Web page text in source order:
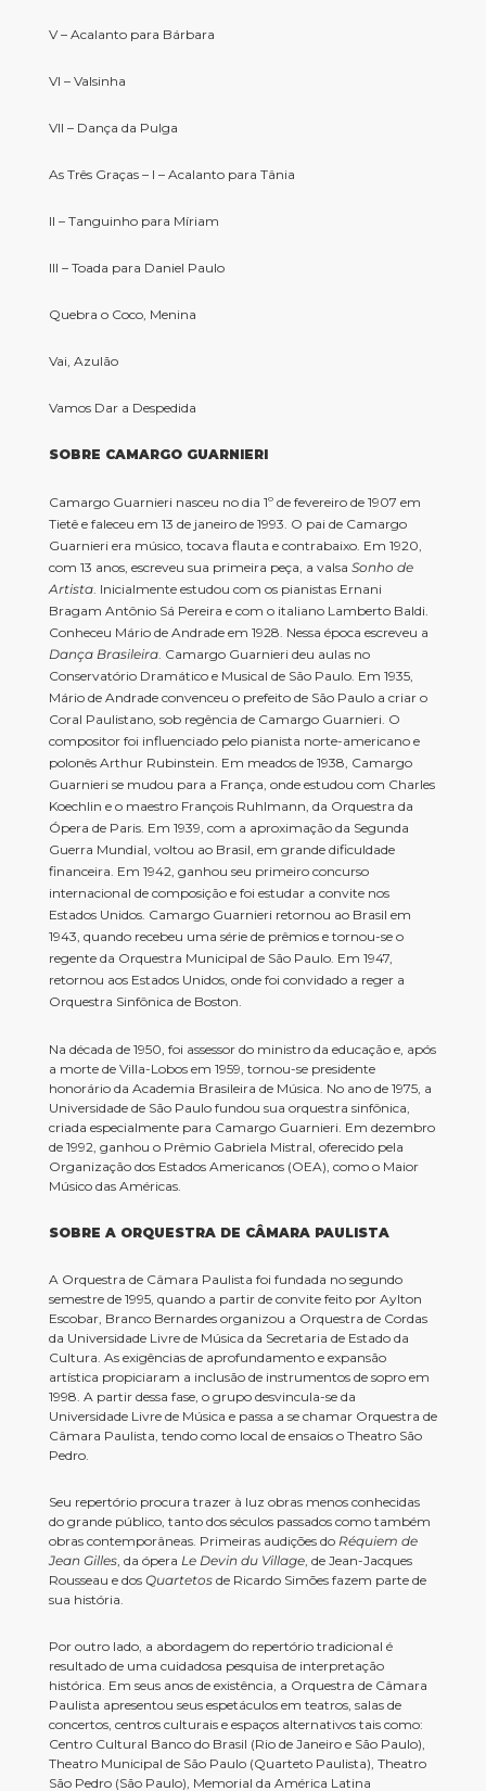
V – Acalanto para Bárbara
VI – Valsinha
VII – Dança da Pulga
As Três Graças – I – Acalanto para Tânia
II – Tanguinho para Míriam
III – Toada para Daniel Paulo
Quebra o Coco, Menina
Vai, Azulão
Vamos Dar a Despedida
SOBRE CAMARGO GUARNIERI
Camargo Guarnieri nasceu no dia 1º de fevereiro de 1907 em
Tietê e faleceu em 13 de janeiro de 1993. O pai de Camargo
Guarnieri era músico, tocava flauta e contrabaixo. Em 1920,
com 13 anos, escreveu sua primeira peça, a valsa Sonho de
Artista. Inicialmente estudou com os pianistas Ernani
Bragam Antônio Sá Pereira e com o italiano Lamberto Baldi.
Conheceu Mário de Andrade em 1928. Nessa época escreveu a
Dança Brasileira. Camargo Guarnieri deu aulas no
Conservatório Dramático e Musical de São Paulo. Em 1935,
Mário de Andrade convenceu o prefeito de São Paulo a criar o
Coral Paulistano, sob regência de Camargo Guarnieri. O
compositor foi influenciado pelo pianista norte-americano e
polonês Arthur Rubinstein. Em meados de 1938, Camargo
Guarnieri se mudou para a França, onde estudou com Charles
Koechlin e o maestro François Ruhlmann, da Orquestra da
Ópera de Paris. Em 1939, com a aproximação da Segunda
Guerra Mundial, voltou ao Brasil, em grande dificuldade
financeira. Em 1942, ganhou seu primeiro concurso
internacional de composição e foi estudar a convite nos
Estados Unidos. Camargo Guarnieri retornou ao Brasil em
1943, quando recebeu uma série de prêmios e tornou-se o
regente da Orquestra Municipal de São Paulo. Em 1947,
retornou aos Estados Unidos, onde foi convidado a reger a
Orquestra Sinfônica de Boston.
Na década de 1950, foi assessor do ministro da educação e, após
a morte de Villa-Lobos em 1959, tornou-se presidente
honorário da Academia Brasileira de Música. No ano de 1975, a
Universidade de São Paulo fundou sua orquestra sinfônica,
criada especialmente para Camargo Guarnieri. Em dezembro
de 1992, ganhou o Prêmio Gabriela Mistral, oferecido pela
Organização dos Estados Americanos (OEA), como o Maior
Músico das Américas.
SOBRE A ORQUESTRA DE CÂMARA PAULISTA
A Orquestra de Câmara Paulista foi fundada no segundo
semestre de 1995, quando a partir de convite feito por Aylton
Escobar, Branco Bernardes organizou a Orquestra de Cordas
da Universidade Livre de Música da Secretaria de Estado da
Cultura. As exigências de aprofundamento e expansão
artística propiciaram a inclusão de instrumentos de sopro em
1998. A partir dessa fase, o grupo desvincula-se da
Universidade Livre de Música e passa a se chamar Orquestra de
Câmara Paulista, tendo como local de ensaios o Theatro São
Pedro.
Seu repertório procura trazer à luz obras menos conhecidas
do grande público, tanto dos séculos passados como também
obras contemporâneas. Primeiras audições do Réquiem de
Jean Gilles, da ópera Le Devin du Village, de Jean-Jacques
Rousseau e dos Quartetosde Ricardo Simões fazem parte de
sua história.
Por outro lado, a abordagem do repertório tradicional é
resultado de uma cuidadosa pesquisa de interpretação
histórica. Em seus anos de existência, a Orquestra de Câmara
Paulista apresentou seus espetáculos em teatros, salas de
concertos, centros culturais e espaços alternativos tais como:
Centro Cultural Banco do Brasil (Rio de Janeiro e São Paulo),
Theatro Municipal de São Paulo (Quarteto Paulista), Theatro
São Pedro (São Paulo), Memorial da América Latina